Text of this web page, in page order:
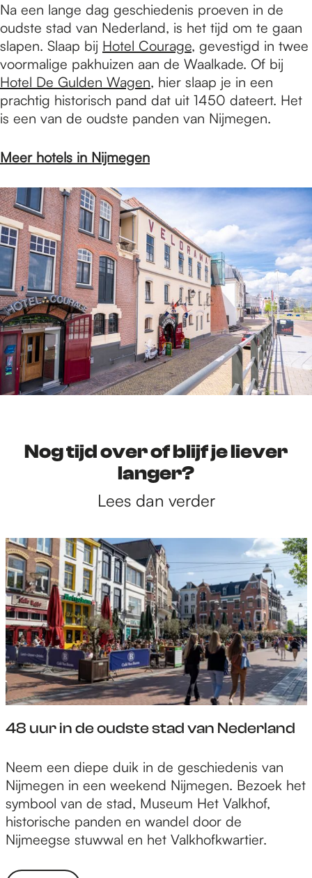
Na een lange dag geschiedenis proeven in de
oudste stad van Nederland, is het tijd om te gaan
slapen. Slaap bij Hotel Courage, gevestigd in twee
voormalige pakhuizen aan de Waalkade. Of bij
Hotel De Gulden Wagen, hier slaap je in een
prachtig historisch pand dat uit 1450 dateert. Het
is een van de oudste panden van Nijmegen.
Meer hotels in Nijmegen
Nog tijd over of blijf je liever
langer?
Lees dan verder
48 uur in de oudste stad van Nederland
4
8
u
u
r
Neem een diepe duik in de geschiedenis van
Nijmegen in een weekend Nijmegen. Bezoek het
symbool van de stad, Museum Het Valkhof,
historische panden en wandel door de
Nijmeegse stuwwal en het Valkhofkwartier.